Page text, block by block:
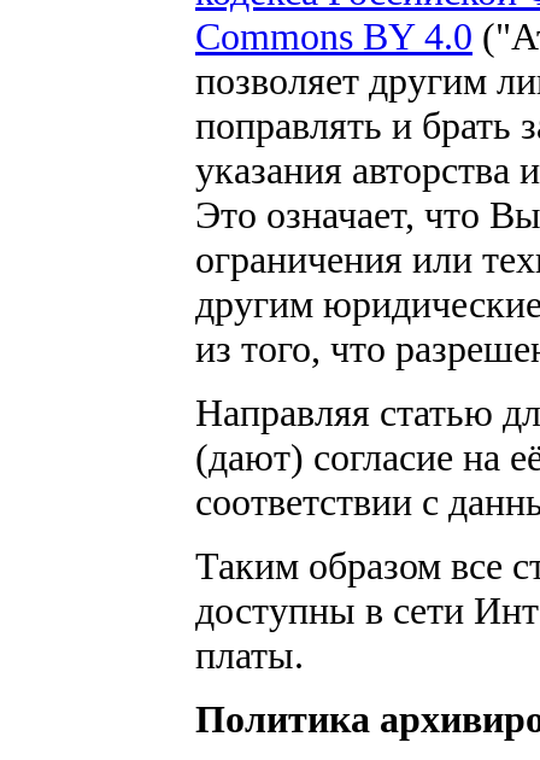
Commons BY 4.0
позволяет другим
поправлять и брать
указания авторства
Это означает, что
ограничения или
другим
из того, что
Направляя статью
(дают) согласие на
соответствии с
Таким образом все
доступны в сети
платы.
Политика